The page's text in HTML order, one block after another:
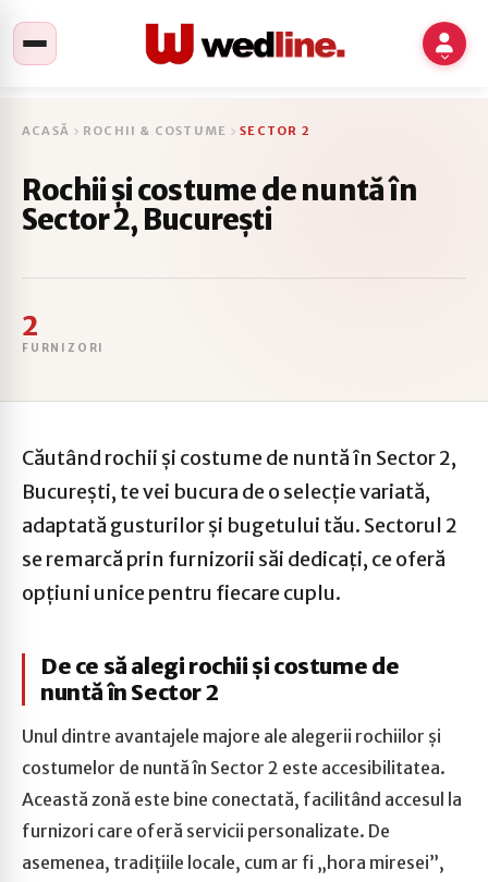
ACASĂ ROCHII & COSTUME SECTOR 2
Rochii și costume de nuntă în
Sector 2, București
2
FURNIZORI
Căutând rochii și costume de nuntă în Sector 2,
București, te vei bucura de o selecție variată,
adaptată gusturilor și bugetului tău. Sectorul 2
se remarcă prin furnizorii săi dedicați, ce oferă
opțiuni unice pentru fiecare cuplu.
De ce să alegi rochii și costume de
nuntă în Sector 2
Unul dintre avantajele majore ale alegerii rochiilor și
costumelor de nuntă în Sector 2 este accesibilitatea.
Această zonă este bine conectată, facilitând accesul la
furnizori care oferă servicii personalizate. De
asemenea, tradițiile locale, cum ar fi „hora miresei”,